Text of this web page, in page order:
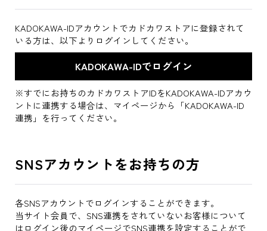
KADOKAWA-IDアカウントでカドカワストアに登録されて
いる方は、以下よりログインしてください。
※すでにお持ちのカドカワストアIDをKADOKAWA-IDアカウ
ントに連携する場合は、マイページから「KADOKAWA-ID
連携」を行ってください。
SNSアカウントをお持ちの方
各SNSアカウントでログインすることができます。
当サイト会員で、SNS連携をされていないお客様について
はログイン後のマイページでSNS連携を設定することがで